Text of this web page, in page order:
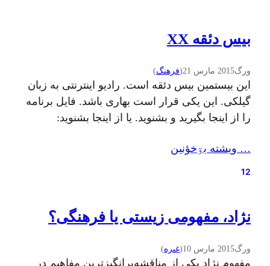
بیس دئقه XX
ورگ2015 مارس 21 (فرهنگ)
این بیستمین بیس دئقه است. رادیو اینترنتی به زبان
گیلکی. این یکی قرار است بهاری باشد. فایل برنامه
را از اینجا بگیرید و بشنوید. یا از اینجا بشنوید:
url=”https://api.soundcloud.com/tracks/197113351″
کتیبه روی شعری از فریدون رهنما با اندکی تغییر…
… ويشته بۊخؤنين
12
نژاد، مفهومی زیستی یا فرهنگی؟
ورگ2015 مارس 10 (غىره)
مفهوم نژاد یکی از مناقشه‌برانگیز­ترین مفاهیم در